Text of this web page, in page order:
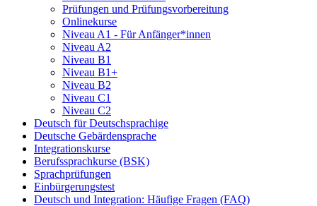
Prüfungen und Prüfungsvorbereitung
Onlinekurse
Niveau A1 - Für Anfänger*innen
Niveau A2
Niveau B1
Niveau B1+
Niveau B2
Niveau C1
Niveau C2
Deutsch für Deutschsprachige
Deutsche Gebärdensprache
Integrationskurse
Berufssprachkurse (BSK)
Sprachprüfungen
Einbürgerungstest
Deutsch und Integration: Häufige Fragen (FAQ)